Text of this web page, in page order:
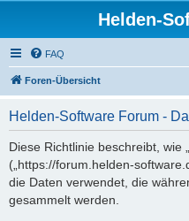
Helden-
FAQ
Foren-Übersicht
Helden-Software Forum -
Diese Richtlinie beschreibt, wie
(„https://forum.helden-
die Daten verwendet, die
gesammelt werden.